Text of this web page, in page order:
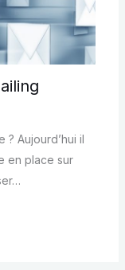
? Aujourd’hui il
en place sur